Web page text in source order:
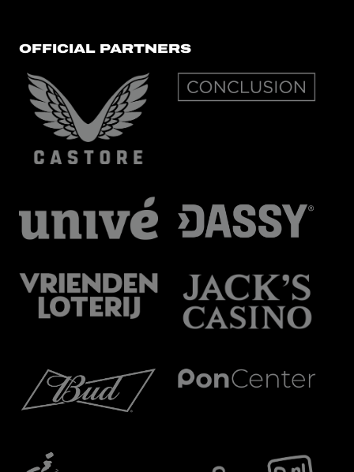
OFFICIAL PARTNERS